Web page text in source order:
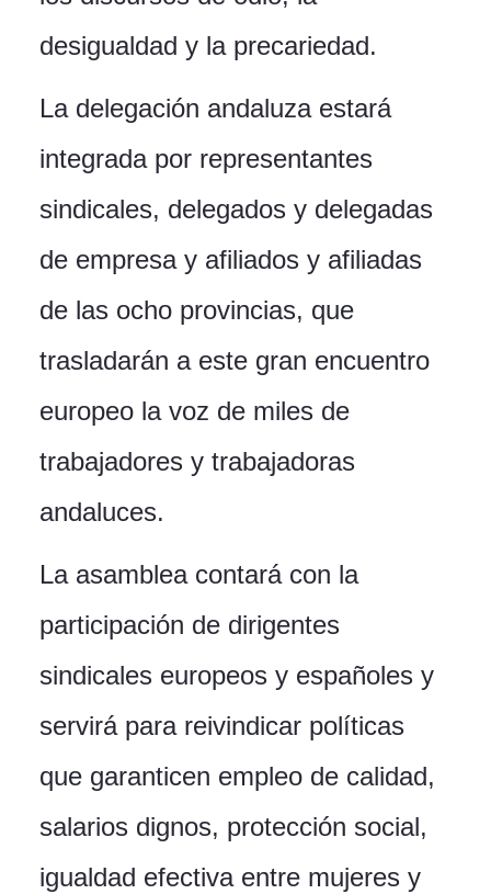
desigualdad y la precariedad.
La delegación andaluza estará
integrada por representantes
sindicales, delegados y delegadas
de empresa y afiliados y afiliadas
de las ocho provincias, que
trasladarán a este gran encuentro
europeo la voz de miles de
trabajadores y trabajadoras
andaluces.
La asamblea contará con la
participación de dirigentes
sindicales europeos y españoles y
servirá para reivindicar políticas
que garanticen empleo de calidad,
salarios dignos, protección social,
igualdad efectiva entre mujeres y